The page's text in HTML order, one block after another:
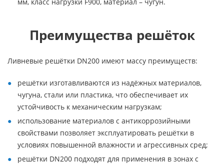
Преимущества решёток
Ливневые решётки DN200 имеют массу преимуществ:
решётки изготавливаются из надёжных материалов,
чугуна, стали или пластика, что обеспечивает их
устойчивость к механическим нагрузкам;
использование материалов с антикоррозийными
свойствами позволяет эксплуатировать решётки в
условиях повышенной влажности и агрессивных сред;
решётки DN200 подходят для применения в зонах с